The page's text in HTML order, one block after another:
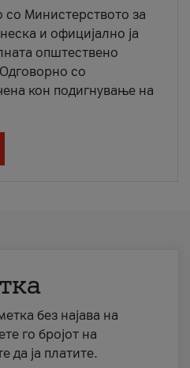
со Министерството за
и официјално ја
општествено
со
кон подигнување на
без најава на
го бројот на
да ја платите.